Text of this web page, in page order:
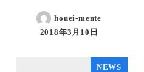
houei-mente
2018年3月10日
NEWS